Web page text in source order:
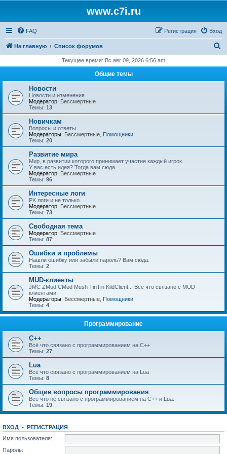
www.c7i.ru
FAQ Вход
Регистрация
На главную Список форумов
с
Текущее время: Вс авг 09, 2026 6:56 am
Общие темы
Новости
Новости и изменения
Модератор: Бессмертные
Темы: 13
Новичкам
Вопросы и ответы
Модераторы: Бессмертные Помощники
Темы: 20
Развитие мира
Мир, в развитии которого принимает участие каждый игрок.
У вас есть идея? Тогда вам сюда.
Модератор: Бессмертные
Темы: 96
Интересные логи
PK логи и не только.
Модератор: Бессмертные
Темы: 73
Свободная тема
Модератор: Бессмертные
Темы: 87
Ошибки и проблемы
Нашли ошибку или забыли пароль? Вам сюда.
Темы: 2
MUD-клиенты
JMC ZMud CMud Mush TinTin KildClient... Все что связано с MUD-
клиентами.
Модераторы: Бессмертные Помощники
Темы: 4
Программирование
C++
Всё что связано с программированием на С++
Темы: 27
Lua
Всё что связано с программированием на Lua
Темы: 8
Общие вопросы программирования
Всё что не связано с программированием на C++ и Lua.
Темы: 19
ВХОД • РЕГИСТРАЦИЯ
Имя пользователя:
Пароль: